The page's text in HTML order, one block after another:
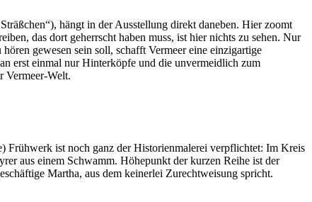
hängt in der Ausstellung direkt daneben. Hier zoomt
das dort geherrscht haben muss, ist hier nichts zu sehen. Nur
gewesen sein soll, schafft Vermeer eine einzigartige
erst einmal nur Hinterköpfe und die unvermeidlich zum
Vermeer-Welt.
Frühwerk ist noch ganz der Historienmalerei verpflichtet: Im Kreis
aus einem Schwamm. Höhepunkt der kurzen Reihe ist der
Martha, aus dem keinerlei Zurechtweisung spricht.